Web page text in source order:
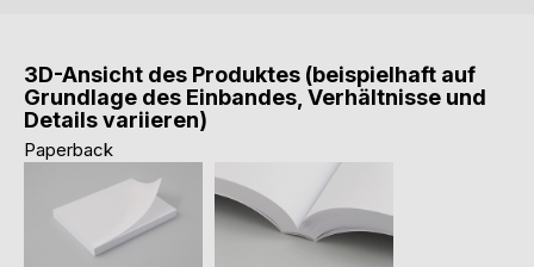
3D-Ansicht des Produktes (beispielhaft auf
Grundlage des Einbandes, Verhältnisse und
Details variieren)
Paperback